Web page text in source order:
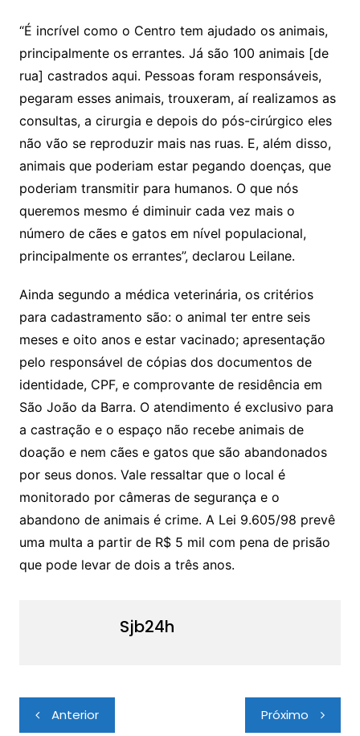
“É incrível como o Centro tem ajudado os animais,
principalmente os errantes. Já são 100 animais [de
rua] castrados aqui. Pessoas foram responsáveis,
pegaram esses animais, trouxeram, aí realizamos as
consultas, a cirurgia e depois do pós-cirúrgico eles
não vão se reproduzir mais nas ruas. E, além disso,
animais que poderiam estar pegando doenças, que
poderiam transmitir para humanos. O que nós
queremos mesmo é diminuir cada vez mais o
número de cães e gatos em nível populacional,
principalmente os errantes”, declarou Leilane.
Ainda segundo a médica veterinária, os critérios
para cadastramento são: o animal ter entre seis
meses e oito anos e estar vacinado; apresentação
pelo responsável de cópias dos documentos de
identidade, CPF, e comprovante de residência em
São João da Barra. O atendimento é exclusivo para
a castração e o espaço não recebe animais de
doação e nem cães e gatos que são abandonados
por seus donos. Vale ressaltar que o local é
monitorado por câmeras de segurança e o
abandono de animais é crime. A Lei 9.605/98 prevê
uma multa a partir de R$ 5 mil com pena de prisão
que pode levar de dois a três anos.
Sjb24h
Navegação
Anterior Próximo